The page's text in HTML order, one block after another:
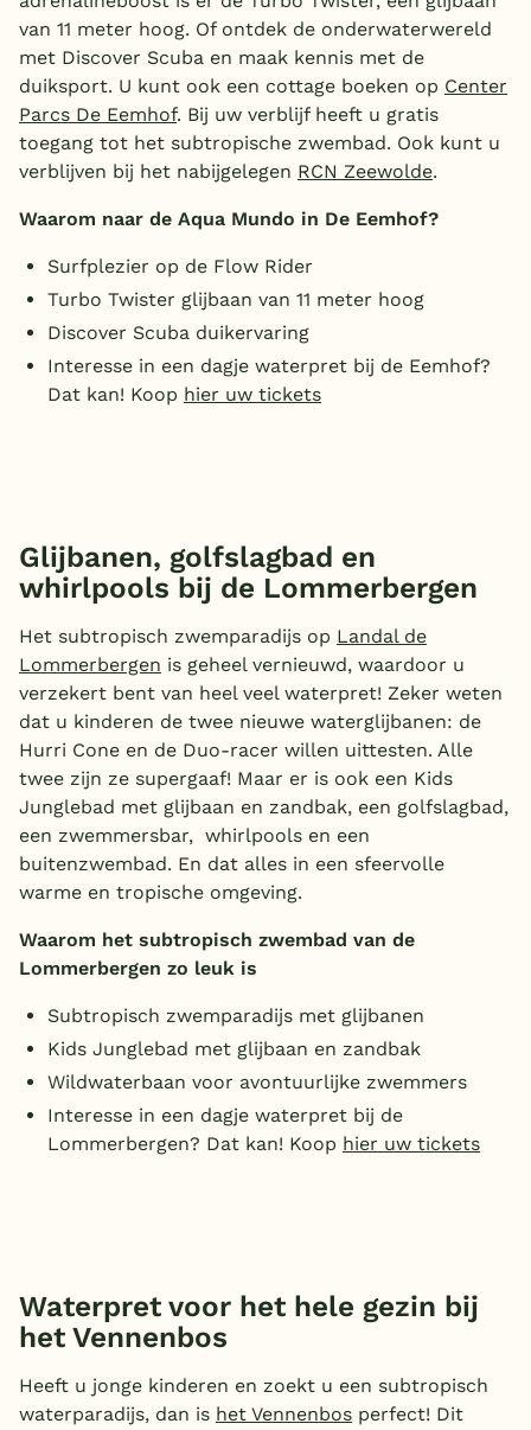
van 11 meter hoog. Of ontdek de onderwaterwereld
met Discover Scuba en maak kennis met de
duiksport. U kunt ook een cottage boeken op Center
Parcs De Eemhof. Bij uw verblijf heeft u gratis
toegang tot het subtropische zwembad. Ook kunt u
verblijven bij het nabijgelegen RCN Zeewolde.
Waarom naar de Aqua Mundo in De Eemhof?
Surfplezier op de Flow Rider
Turbo Twister glijbaan van 11 meter hoog
Discover Scuba duikervaring
Interesse in een dagje waterpret bij de Eemhof?
Dat kan! Koop hier uw tickets
Glijbanen, golfslagbad en
whirlpools bij de Lommerbergen
Het subtropisch zwemparadijs op Landal de
Lommerbergen is geheel vernieuwd, waardoor u
verzekert bent van heel veel waterpret! Zeker weten
dat u kinderen de twee nieuwe waterglijbanen: de
Hurri Cone en de Duo-racer willen uittesten. Alle
twee zijn ze supergaaf! Maar er is ook een Kids
Junglebad met glijbaan en zandbak, een golfslagbad,
een zwemmersbar, whirlpools en een
buitenzwembad. En dat alles in een sfeervolle
warme en tropische omgeving.
Waarom het subtropisch zwembad van de
Lommerbergen zo leuk is
Subtropisch zwemparadijs met glijbanen
Kids Junglebad met glijbaan en zandbak
Wildwaterbaan voor avontuurlijke zwemmers
Interesse in een dagje waterpret bij de
Lommerbergen? Dat kan! Koop hier uw tickets
Waterpret voor het hele gezin bij
het Vennenbos
Heeft u jonge kinderen en zoekt u een subtropisch
waterparadijs, dan is het Vennenbos perfect! Dit